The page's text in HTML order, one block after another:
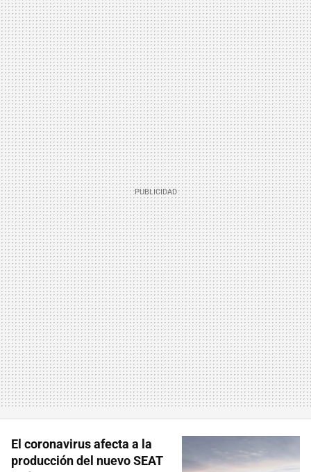
El coronavirus afecta a la
producción del nuevo SEAT